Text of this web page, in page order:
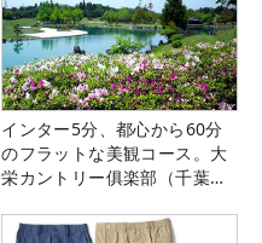
インター5分、都心から60分
のフラットな美観コース。大
栄カントリー俱楽部（千葉